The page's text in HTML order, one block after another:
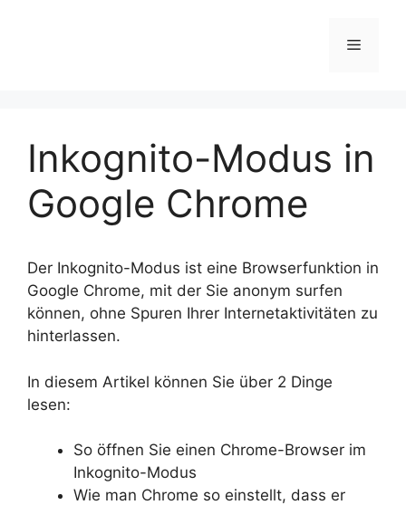
Menü
Inkognito-Modus in
Google Chrome
Der Inkognito-Modus ist eine Browserfunktion in
Google Chrome, mit der Sie anonym surfen
können, ohne Spuren Ihrer Internetaktivitäten zu
hinterlassen.
In diesem Artikel können Sie über 2 Dinge
lesen:
So öffnen Sie einen Chrome-Browser im
Inkognito-Modus
Wie man Chrome so einstellt, dass er